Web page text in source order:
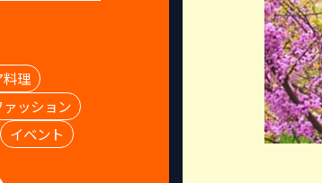
料理
ァッション
イベント